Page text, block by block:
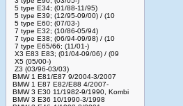
5 type E34; (01/88-11/95)
5 type E39; (12/95-09/00) / (10
5 type E60; (07/03-)
7 type E32; (10/86-05/94)
7 type E38; (06/94-09/98) / (10
7 type E65/66; (11/01-)
X3 E83 E83; (01/04-09/06) / (09
X5 (05/00-)
Z3 (03/96-03/03)
BMW 1 E81/E87 9/2004-3/2007
BMW 1 E87 E82/E88 4/2007-
BMW 3 E30 11/1982-9/1990, Kombi
BMW 3 E36 10/1990-3/1998